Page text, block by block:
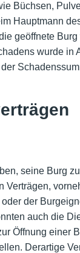
Büchsen,
Hauptmann
geöffnete
wurde in
seine Burg
der
auch die
Öffnung einer
Derartige